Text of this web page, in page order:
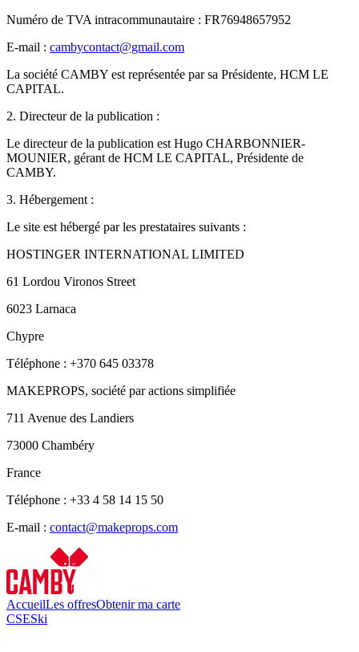
Numéro de TVA intracommunautaire : FR76948657952
E-mail : cambycontact@gmail.com
La société CAMBY est représentée par sa Présidente, HCM LE
CAPITAL.
2. Directeur de la publication :
Le directeur de la publication est Hugo CHARBONNIER-
MOUNIER, gérant de HCM LE CAPITAL, Présidente de
CAMBY.
3. Hébergement :
Le site est hébergé par les prestataires suivants :
HOSTINGER INTERNATIONAL LIMITED
61 Lordou Vironos Street
6023 Larnaca
Chypre
Téléphone : +370 645 03378
MAKEPROPS, société par actions simplifiée
711 Avenue des Landiers
73000 Chambéry
France
Téléphone : +33 4 58 14 15 50
E-mail : contact@makeprops.com
AccueilLes offresObtenir ma carte
CSESki